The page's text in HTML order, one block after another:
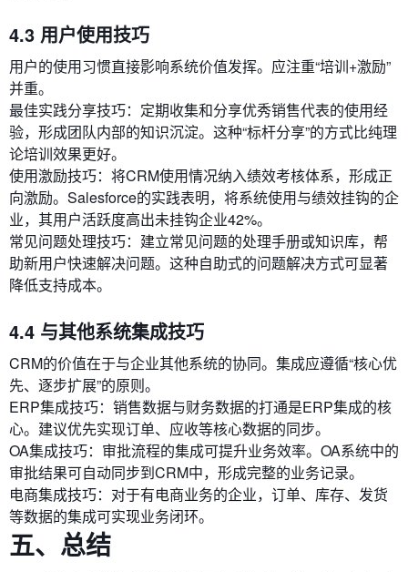
4.3 用户使用技巧
用户的使用习惯直接影响系统价值发挥。应注重“培训+激励”
并重。
最佳实践分享技巧：定期收集和分享优秀销售代表的使用经
验，形成团队内部的知识沉淀。这种“标杆分享”的方式比纯理
论培训效果更好。
使用激励技巧：将CRM使用情况纳入绩效考核体系，形成正
向激励。Salesforce的实践表明，将系统使用与绩效挂钩的企
业，其用户活跃度高出未挂钩企业42%。
常见问题处理技巧：建立常见问题的处理手册或知识库，帮
助新用户快速解决问题。这种自助式的问题解决方式可显著
降低支持成本。
4.4 与其他系统集成技巧
CRM的价值在于与企业其他系统的协同。集成应遵循“核心优
先、逐步扩展”的原则。
ERP集成技巧：销售数据与财务数据的打通是ERP集成的核
心。建议优先实现订单、应收等核心数据的同步。
OA集成技巧：审批流程的集成可提升业务效率。OA系统中的
审批结果可自动同步到CRM中，形成完整的业务记录。
电商集成技巧：对于有电商业务的企业，订单、库存、发货
等数据的集成可实现业务闭环。
五、总结